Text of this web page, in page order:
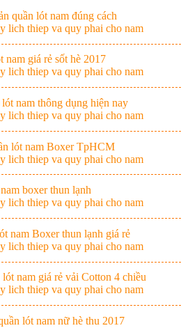
quần lót nam đúng cách
nam giá rẻ sốt hè 2017
nam thông dụng hiện nay
lót nam Boxer TpHCM
boxer thun lạnh
nam Boxer thun lạnh giá rẻ
nam giá rẻ vải Cotton 4 chiều
lót nam nữ hè thu 2017